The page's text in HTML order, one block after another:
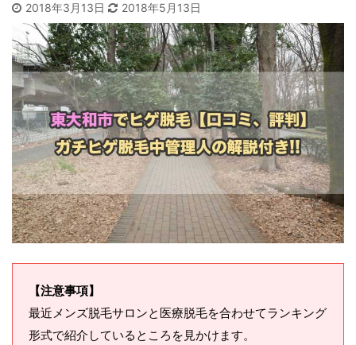
2018年3月13日 2018年5月13日
【注意事項】
最近メンズ脱毛サロンと医療脱毛を合わせてランキング
形式で紹介しているところを見かけます。